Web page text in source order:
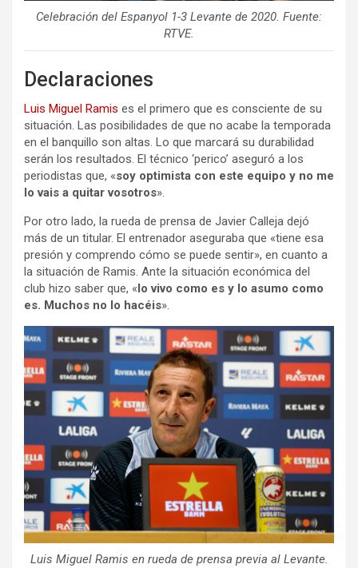
Celebración del Espanyol 1-3 Levante de 2020. Fuente:
RTVE.
Declaraciones
Luis Miguel Ramis es el primero que es consciente de su
situación. Las posibilidades de que no acabe la temporada
en el banquillo son altas. Lo que marcará su durabilidad
serán los resultados. El técnico ‘perico’ aseguró a los
periodistas que, «soy optimista con este equipo y no me
lo vais a quitar vosotros».
Por otro lado, la rueda de prensa de Javier Calleja dejó
más de un titular. El entrenador aseguraba que «tiene esa
presión y comprendo cómo se puede sentir», en cuanto a
la situación de Ramis. Ante la situación económica del
club hizo saber que, «lo vivo como es y lo asumo como
es. Muchos no lo hacéis».
Luis Miguel Ramis en rueda de prensa previa al Levante.